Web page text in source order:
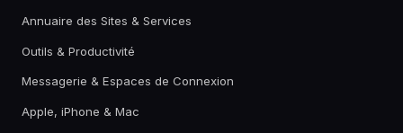
Annuaire des Sites & Services
Outils & Productivité
Messagerie & Espaces de Connexion
Apple, iPhone & Mac